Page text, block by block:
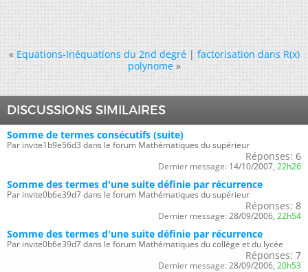
« Equations-Inéquations du 2nd degré|factorisation dans R(x)
polynome »
DISCUSSIONS SIMILAIRES
Somme de termes consécutifs (suite)
Par invite1b9e56d3 dans le forum Mathématiques du supérieur
Réponses: 6
Dernier message: 14/10/2007, 22h26
Somme des termes d'une suite définie par récurrence
Par invite0b6e39d7 dans le forum Mathématiques du supérieur
Réponses: 8
Dernier message: 28/09/2006, 22h54
Somme des termes d'une suite définie par récurrence
Par invite0b6e39d7 dans le forum Mathématiques du collège et du lycée
Réponses: 7
Dernier message: 28/09/2006, 20h53